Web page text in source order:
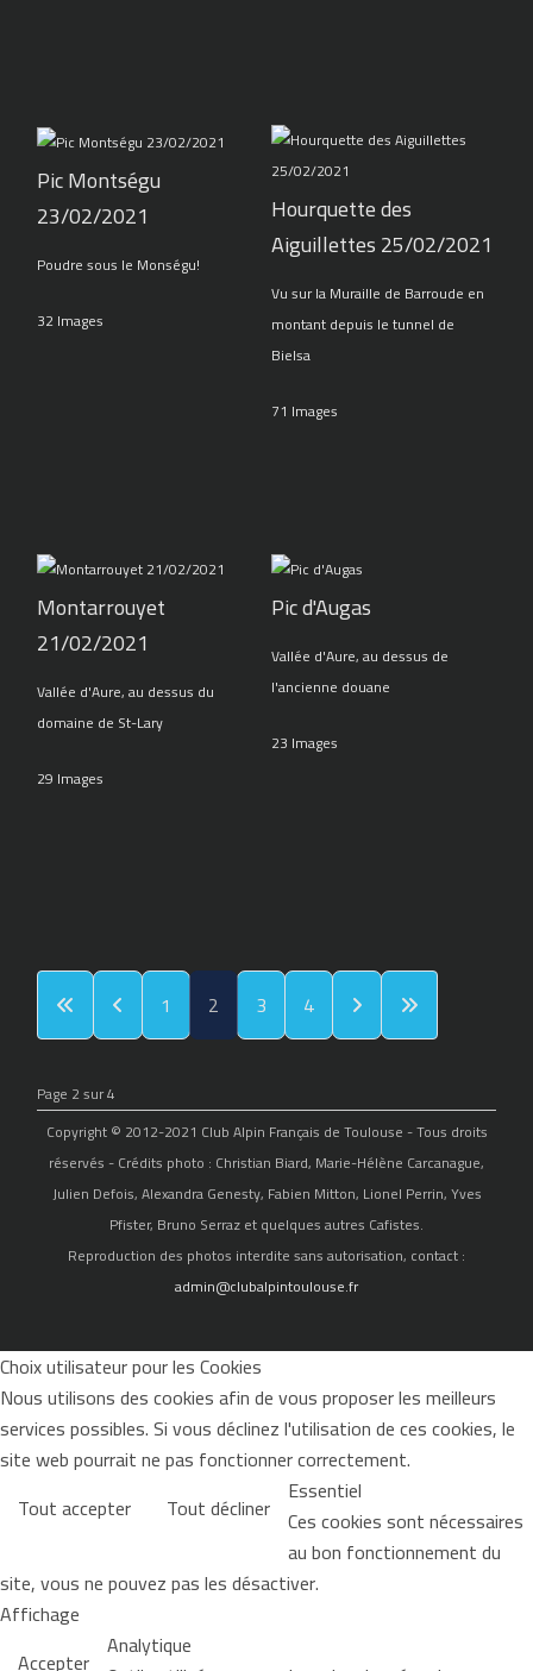
Pic Montségu
23/02/2021
Poudre sous le Monségu!
32 Images
Hourquette des
Aiguillettes 25/02/2021
Vu sur la Muraille de Barroude en
montant depuis le tunnel de
Bielsa
71 Images
Montarrouyet
21/02/2021
Vallée d'Aure, au dessus du
domaine de St-Lary
29 Images
Pic d'Augas
Vallée d'Aure, au dessus de
l'ancienne douane
23 Images
1 2 3 4
Page 2 sur 4
Copyright © 2012-2021 Club Alpin Français de Toulouse - Tous droits
réservés - Crédits photo : Christian Biard, Marie-Hélène Carcanague,
Julien Defois, Alexandra Genesty, Fabien Mitton, Lionel Perrin, Yves
Pfister, Bruno Serraz et quelques autres Cafistes.
Reproduction des photos interdite sans autorisation, contact :
admin@clubalpintoulouse.fr
Choix utilisateur pour les Cookies
Nous utilisons des cookies afin de vous proposer les meilleurs
services possibles. Si vous déclinez l'utilisation de ces cookies, le
site web pourrait ne pas fonctionner correctement.
Tout accepter
Tout décliner Essentiel
Ces cookies sont nécessaires
au bon fonctionnement du
site, vous ne pouvez pas les désactiver.
Affichage
Accepter Analytique